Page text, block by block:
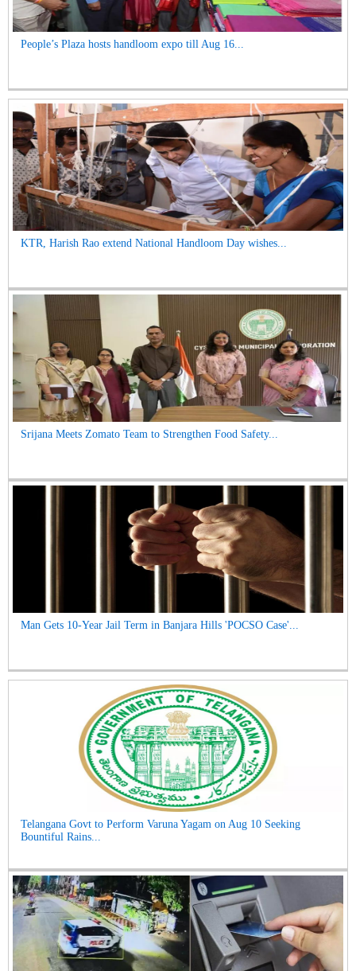
People’s Plaza hosts handloom expo till Aug 16...
KTR, Harish Rao extend National Handloom Day wishes...
Srijana Meets Zomato Team to Strengthen Food Safety...
Man Gets 10-Year Jail Term in Banjara Hills 'POCSO Case'...
Telangana Govt to Perform Varuna Yagam on Aug 10 Seeking
Bountiful Rains...